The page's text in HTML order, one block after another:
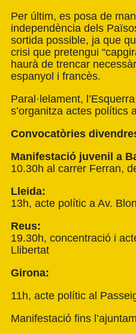
Per últim, es posa de
independència dels
sortida possible, ja que
crisi que pretengui
haurà de trencar
espanyol i francès.
Paral·lelament,
s’organitza actes polítics
Convocatòries
Manifestació juvenil a
10.30h al carrer Ferran,
Lleida:
13h, acte polític a Av.
Reus:
19.30h, concentració i
Llibertat
Girona:
11h, acte polític al
Manifestació fins